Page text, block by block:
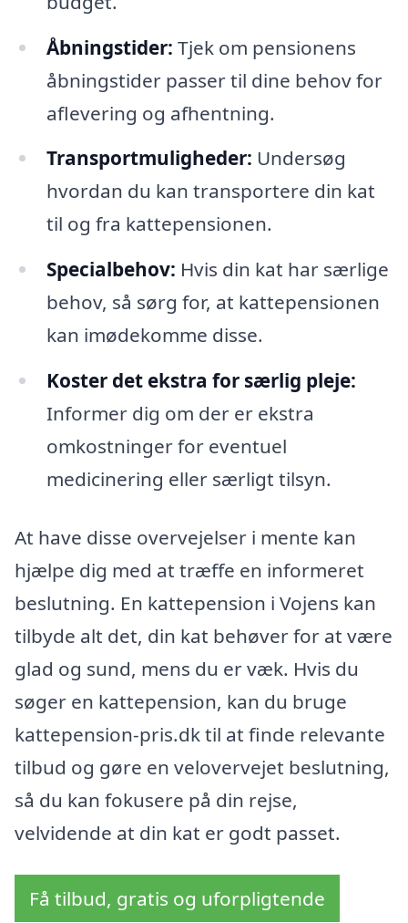
Åbningstider: Tjek om pensionens
åbningstider passer til dine behov for
aflevering og afhentning.
Transportmuligheder: Undersøg
hvordan du kan transportere din kat
til og fra kattepensionen.
Specialbehov: Hvis din kat har særlige
behov, så sørg for, at kattepensionen
kan imødekomme disse.
Koster det ekstra for særlig pleje:
Informer dig om der er ekstra
omkostninger for eventuel
medicinering eller særligt tilsyn.
At have disse overvejelser i mente kan
hjælpe dig med at træffe en informeret
beslutning. En kattepension i Vojens kan
tilbyde alt det, din kat behøver for at være
glad og sund, mens du er væk. Hvis du
søger en kattepension, kan du bruge
kattepension-pris.dk til at finde relevante
tilbud og gøre en velovervejet beslutning,
så du kan fokusere på din rejse,
velvidende at din kat er godt passet.
Få tilbud, gratis og uforpligtende